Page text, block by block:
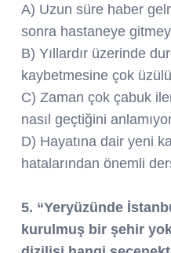
A) Uzun süre haber
sonra hastaneye
B) Yıllardır üzerinde
kaybetmesine çok
C) Zaman çok çabuk
nasıl geçtiğini
D) Hayatına dair yeni
hatalarından önemli
5. “Yeryüzünde
kurulmuş bir şehir